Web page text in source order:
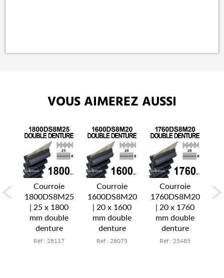
VOUS AIMEREZ AUSSI
Courroie
1800DS8M25
| 25 x 1800
mm double
denture
Réf : 28117
Courroie
1600DS8M20
| 20 x 1600
mm double
denture
Réf : 28075
Courroie
1760DS8M20
| 20 x 1760
mm double
denture
Réf : 25485